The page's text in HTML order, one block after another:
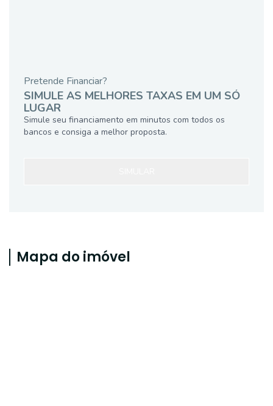
Pretende Financiar?
SIMULE AS MELHORES TAXAS EM UM SÓ
LUGAR
Simule seu financiamento em minutos com todos os
bancos e consiga a melhor proposta.
Mapa do imóvel